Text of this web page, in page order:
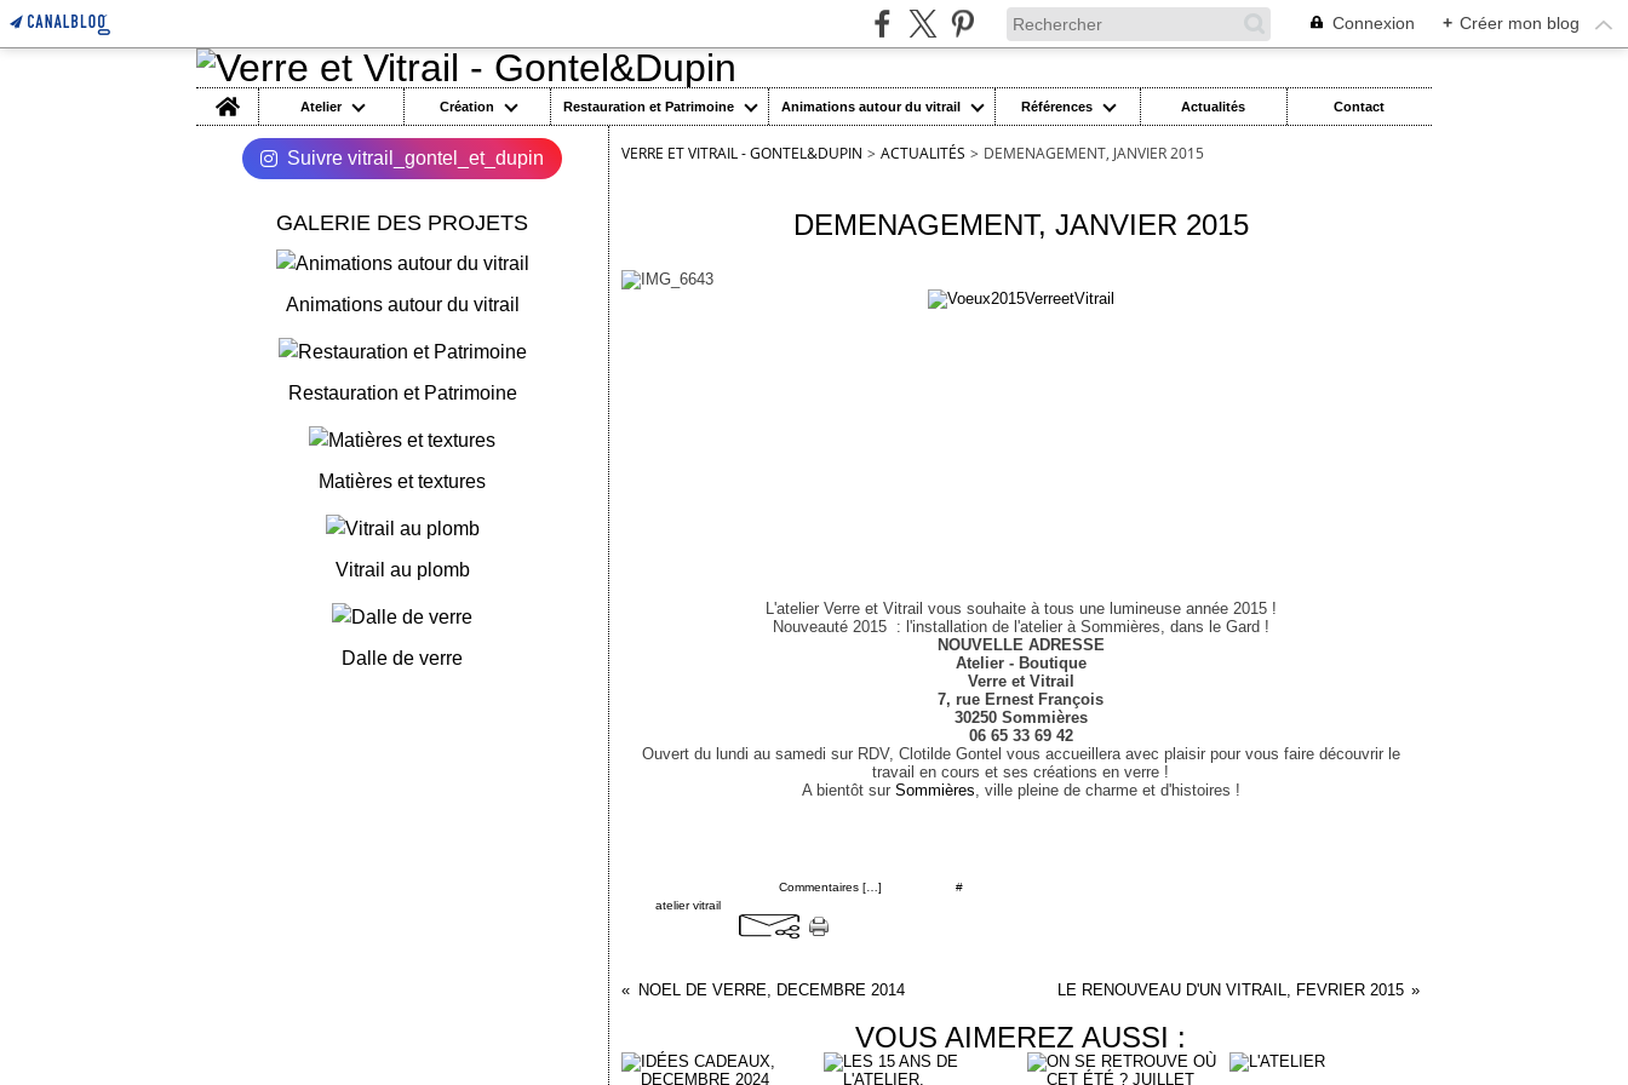
Connexion + Créer mon blog
Home
Atelier Création Restauration et Patrimoine Animations autour du vitrail Références Actualités Contact
Suivre vitrail_gontel_et_dupin
GALERIE DES PROJETS
Animations autour du vitrail
Restauration et Patrimoine
Matières et textures
Vitrail au plomb
Dalle de verre
VERRE ET VITRAIL - GONTEL&DUPIN > ACTUALITÉS > DEMENAGEMENT, JANVIER 2015
DEMENAGEMENT, JANVIER 2015
L'atelier Verre et Vitrail vous souhaite à tous une lumineuse année 2015 !
Nouveauté 2015 : l'installation de l'atelier à Sommières, dans le Gard !
NOUVELLE ADRESSE
Atelier - Boutique
Verre et Vitrail
7, rue Ernest François
30250 Sommières
06 65 33 69 42
Ouvert du lundi au samedi sur RDV, Clotilde Gontel vous accueillera avec plaisir pour vous faire découvrir le
travail en cours et ses créations en verre !
A bientôt surSommières, ville pleine de charme et d'histoires !
Commentaires [ ] #
atelier vitrail
NOEL DE VERRE, DECEMBRE 2014 LE RENOUVEAU D'UN VITRAIL, FEVRIER 2015
VOUS AIMEREZ AUSSI :